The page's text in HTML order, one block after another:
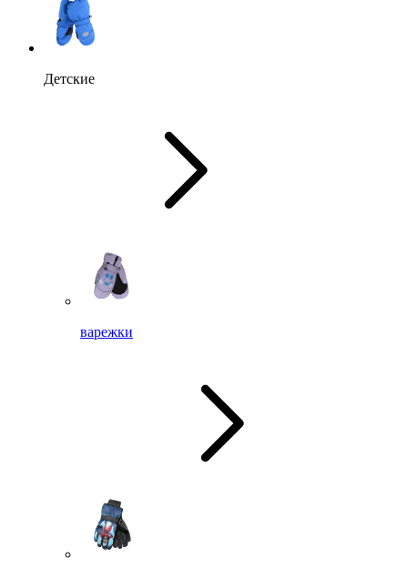
Детские
варежки